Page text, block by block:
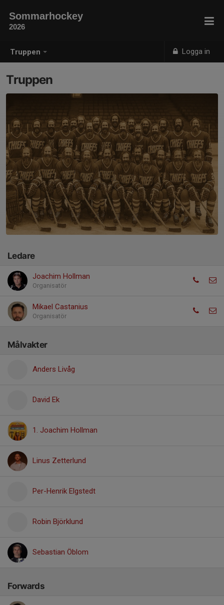
Truppen Logga in
Sommarhockey
2026
Truppen
Ledare
Joachim Hollman
Organisatör
Mikael Castanius
Organisatör
Målvakter
Anders Livåg
David Ek
1. Joachim Hollman
Linus Zetterlund
Per-Henrik Elgstedt
Robin Björklund
Sebastian Öblom
Forwards